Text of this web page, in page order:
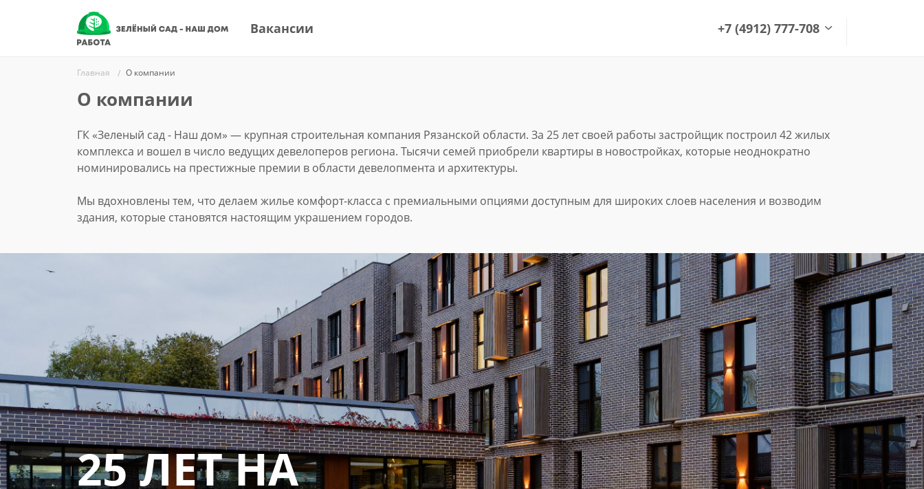
Вакансии +7 (4912) 777-708
Главная О компании
О компании
ГК «Зеленый сад - Наш дом» — крупная строительная компания Рязанской области. За 25 лет своей работы застройщик построил 42 жилых
комплекса и вошел в число ведущих девелоперов региона. Тысячи семей приобрели квартиры в новостройках, которые неоднократно
номинировались на престижные премии в области девелопмента и архитектуры.
Мы вдохновлены тем, что делаем жилье комфорт-класса с премиальными опциями доступным для широких слоев населения и возводим
здания, которые становятся настоящим украшением городов.
25 ЛЕТ НА